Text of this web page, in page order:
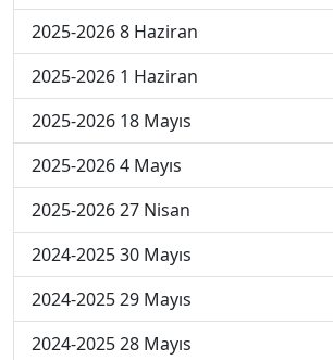
2025-2026 8 Haziran
2025-2026 1 Haziran
2025-2026 18 Mayıs
2025-2026 4 Mayıs
2025-2026 27 Nisan
2024-2025 30 Mayıs
2024-2025 29 Mayıs
2024-2025 28 Mayıs